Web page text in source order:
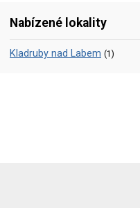
Nabízené lokality
Kladruby nad Labem (1)